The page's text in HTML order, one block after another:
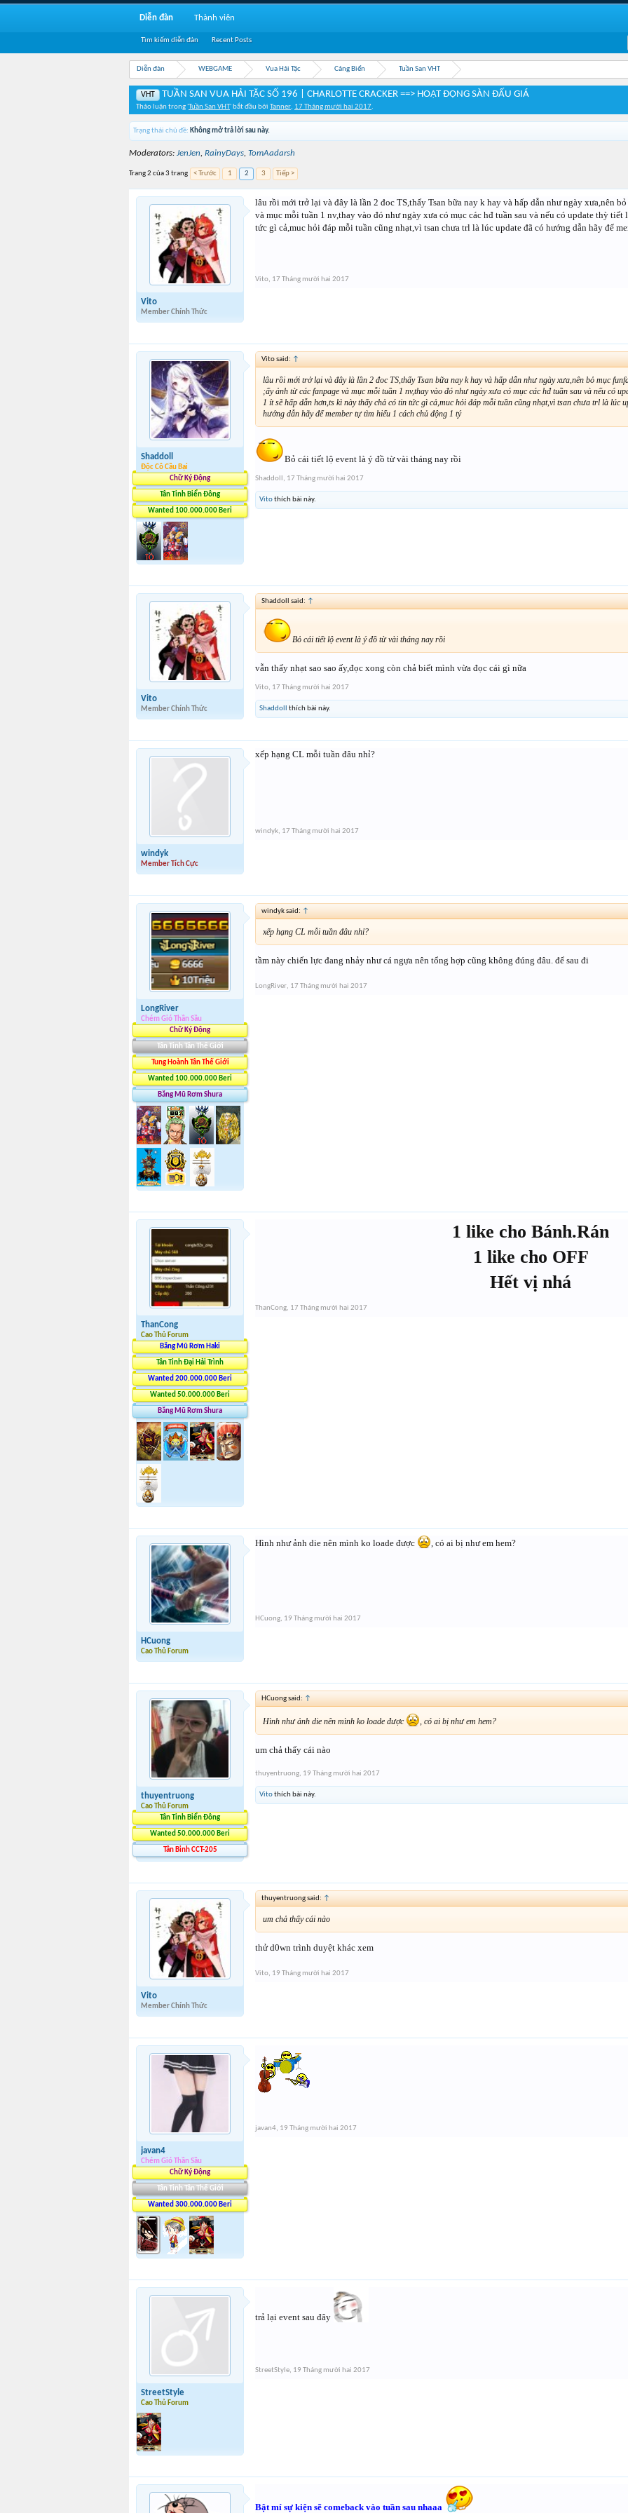
Diễn đàn WEBGAME Vua Hải Tặc Cảng Biển Tuần San VHT
VHT TUẦN SAN VUA HẢI TẶC SỐ 196 | CHARLOTTE CRACKER ==> HOẠT ĐỘNG SÀN ĐẤU GIÁ
Thảo luận trong 'Tuần San VHT' bắt đầu bởi Tanner, 17 Tháng mười hai 2017.
Trạng thái chủ đề: Không mở trả lời sau này.
Moderators: JenJen, RainyDays, TomAadarsh
Trang 2 của 3 trang < Trước 1 2 3 Tiếp >
Vito
Member Chính Thức
lâu rồi mới trở lại và đây là lần 2 đoc TS,thấy Tsan bữa nay k hay và hấp dẫn như ngày xưa,nên
và mục mỗi tuần 1 nv,thay vào đó như ngày xưa có mục các hđ tuần sau và nếu có update thỳ
tức gì cả,muc hỏi đáp mỗi tuần cũng nhạt,vì tsan chưa trl là lúc update đã có hướng dẫn hãy để
Vito, 17 Tháng mười hai 2017
Shaddoll
Độc Cô Cầu Bại
Chữ Ký Động
Tân Tinh Biển Đông
Wanted 100.000.000 Beri
Vito said: ↑
lâu rồi mới trở lại và đây là lần 2 đoc TS,thấy Tsan bữa nay k hay và hấp dẫn như ngày xưa,nên bỏ mục
;ấy ảnh từ các fanpage và mục mỗi tuần 1 nv,thay vào đó như ngày xưa có mục các hđ tuần sau và nếu có
1 ít sẽ hấp dẫn hơn,ts kì này thấy chả có tin tức gì cả,muc hỏi đáp mỗi tuần cũng nhạt,vì tsan chưa trl là lúc
hướng dẫn hãy để member tự tìm hiểu 1 cách chủ động 1 tý
Bỏ cái tiết lộ event là ý đồ từ vài tháng nay rồi
Shaddoll, 17 Tháng mười hai 2017
Vitothích bài này.
Vito
Member Chính Thức
Shaddoll said: ↑
Bỏ cái tiết lộ event là ý đồ từ vài tháng nay rồi
vẫn thấy nhạt sao sao ấy,đọc xong còn chả biết mình vừa đọc cái gì nữa
Vito, 17 Tháng mười hai 2017
Shaddoll thích bài này.
windyk
Member Tích Cực
xếp hạng CL mỗi tuần đâu nhỉ?
windyk, 17 Tháng mười hai 2017
LongRiver
Chém Gió Thần Sầu
Chữ Ký Động
Tân Tinh Tân Thế Giới
Tung Hoành Tân Thế Giới
Wanted 100.000.000 Beri
Băng Mũ Rơm Shura
windyk said: ↑
xếp hạng CL mỗi tuần đâu nhỉ?
tầm này chiến lực đang nhảy như cá ngựa nên tổng hợp cũng không đúng đâu. để sau đi
LongRiver, 17 Tháng mười hai 2017
ThanCong
Cao Thủ Forum
Băng Mũ Rơm Haki
Tân Tinh Đại Hải Trình
Wanted 200.000.000 Beri
Wanted 50.000.000 Beri
Băng Mũ Rơm Shura
1 like cho Bánh.Rán
1 like cho OFF
Hết vị nhá
ThanCong, 17 Tháng mười hai 2017
HCuong
Cao Thủ Forum
Hình như ảnh die nên mình ko loade được , có ai bị như em hem?
HCuong, 19 Tháng mười hai 2017
thuyentruong
Cao Thủ Forum
Tân Tinh Biển Đông
Wanted 50.000.000 Beri
Tân Binh CCT-205
HCuong said: ↑
Hình như ảnh die nên mình ko loade được , có ai bị như em hem?
um chả thấy cái nào
thuyentruong, 19 Tháng mười hai 2017
Vitothích bài này.
Vito
Member Chính Thức
thuyentruong said: ↑
um chả thấy cái nào
thử d0wn trình duyệt khác xem
Vito, 19 Tháng mười hai 2017
javan4
Chém Gió Thần Sầu
Chữ Ký Động
Tân Tinh Tân Thế Giới
Wanted 300.000.000 Beri
javan4, 19 Tháng mười hai 2017
StreetStyle
Cao Thủ Forum
trả lại event sau đây
StreetStyle, 19 Tháng mười hai 2017
Bật mí sự kiện sẽ comeback vào tuần sau nhaaa
Diễn đàn
Tìm kiếm diễn đàn Recent Posts
Thành viên